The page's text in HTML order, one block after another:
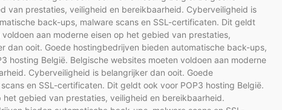
van prestaties, veiligheid en bereikbaarheid. Cyberveiligheid is
back-ups, malware scans en SSL-certificaten. Dit geldt
aan moderne eisen op het gebied van prestaties,
dan ooit. Goede hostingbedrijven bieden automatische back-ups,
hosting België. Belgische websites moeten voldoen aan moderne
Cyberveiligheid is belangrijker dan ooit. Goede
en SSL-certificaten. Dit geldt ook voor POP3 hosting België.
gebied van prestaties, veiligheid en bereikbaarheid.